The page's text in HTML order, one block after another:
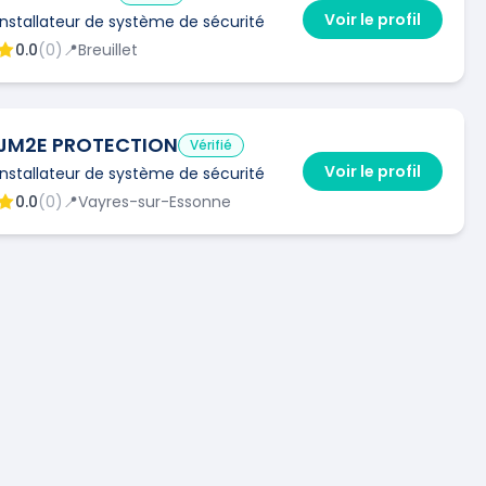
de système de sécurité
0.0(0) 📍Breuillet
Voir le profil
PROTECTION Vérifié
de système de sécurité
0.0(0) 📍Vayres-sur-Essonne
Voir le profil